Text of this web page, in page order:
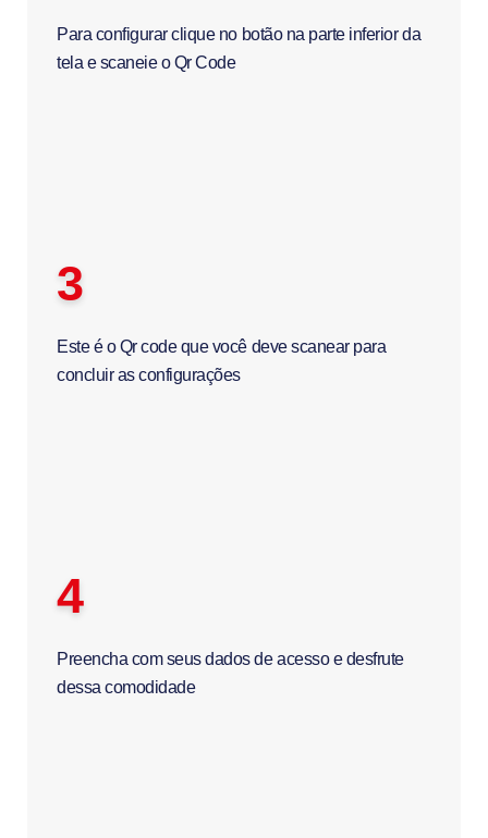
Para configurar clique no botão na parte inferior da
tela e scaneie o Qr Code
3
Este é o Qr code que você deve scanear para
concluir as configurações
4
Preencha com seus dados de acesso e desfrute
dessa comodidade